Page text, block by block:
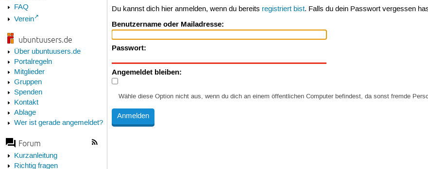
FAQ
Verein
ubuntuusers.de
Über ubuntuusers.de
Portalregeln
Mitglieder
Gruppen
Spenden
Kontakt
Ablage
Wer ist gerade angemeldet?
Forum
Kurzanleitung
Richtig fragen
Du kannst dich hier anmelden, wenn du bereits registriert bist. Falls du dein Passwort vergessen
Benutzername oder Mailadresse:
Passwort:
Angemeldet bleiben:
Wähle diese Option nicht aus, wenn du dich an einem öffentlichen Computer befindest, da sonst fremde